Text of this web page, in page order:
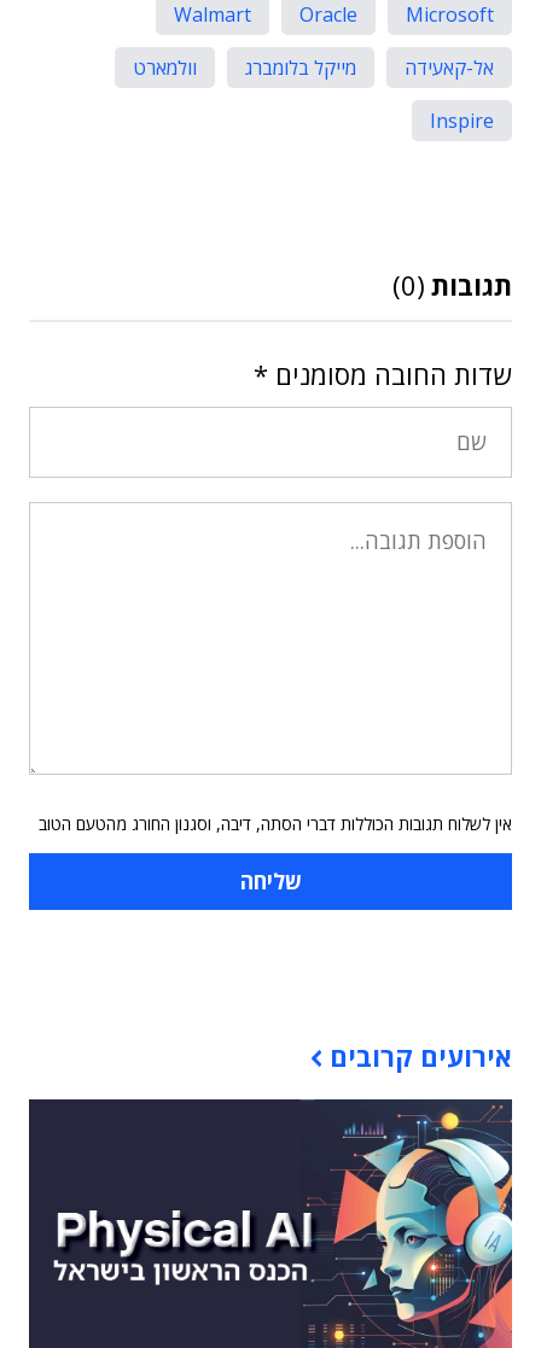
Microsoft
Oracle
Walmart
אל-קאעידה
מייקל בלומברג
וולמארט
Inspire
תגובות (0)
שדות החובה מסומנים *
אין לשלוח תגובות הכוללות דברי הסתה, דיבה, וסגנון החורג מהטעם הטוב
אירועים קרובים